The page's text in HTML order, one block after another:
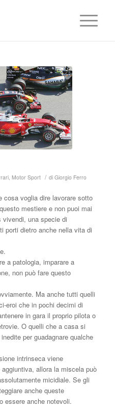
, Motor Sport / di Giorgio Ferro
cosa voglia dire lavorare sotto
mestiere e non puoi mai
una specie di
porti dietro anche nella vita di
a patologia, imparare a
non può fare questo
Ma anche tutti quelli
eroi che in pochi decimi di
in gara il proprio pilota o
O quelli che a casa si
per guadagnare qualche
intrinseca viene
allora la miscela può
micidiale. Se gli
anche queste
essere anche notevoli.